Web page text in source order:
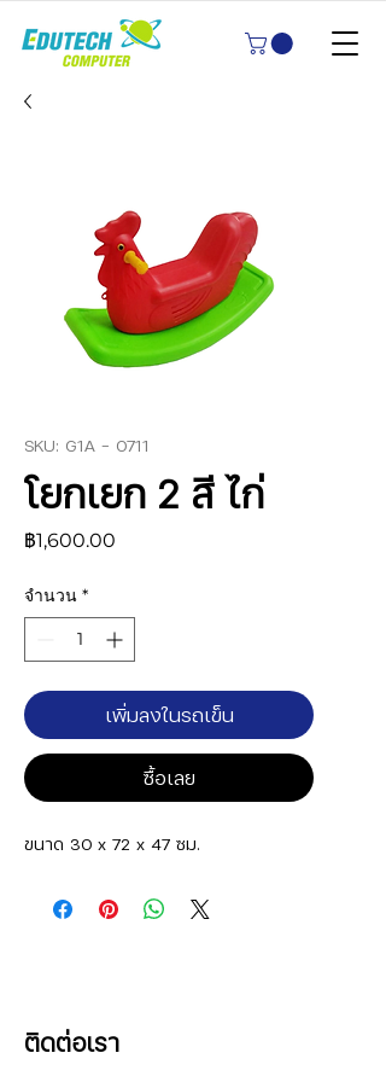
SKU: G1A - 0711
โยกเยก 2 สี ไก่
฿1,600.00
จำนวน *
เพิ่มลงในรถเข็น
ซื้อเลย
ขนาด 30 x 72 x 47 ซม.
ติดต่อเรา